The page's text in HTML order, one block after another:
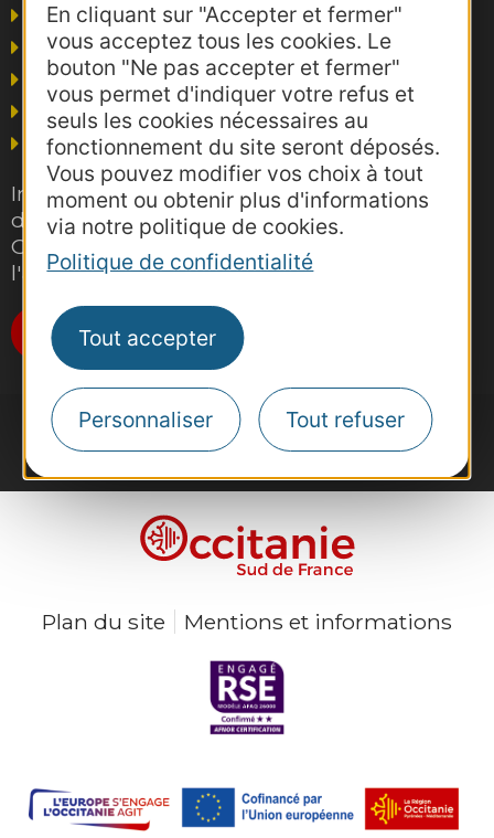
En cliquant sur "Accepter et fermer"
vous acceptez tous les cookies. Le
bouton "Ne pas accepter et fermer"
vous permet d'indiquer votre refus et
seuls les cookies nécessaires au
fonctionnement du site seront déposés.
Vous pouvez modifier vos choix à tout
moment ou obtenir plus d'informations
via notre politique de cookies.
Politique de confidentialité
Tout accepter
Personnaliser Tout refuser
Presse et influence
Voyagistes
Business/Mice
Thermalisme
Grand public
Inscrivez-vous gratuitement à la lettre
d'information pro de la destination
Occitanie pour suivre nos actions et
l'actualité du tourisme dans la région
Je m'abonne
Plan du site Mentions et informations